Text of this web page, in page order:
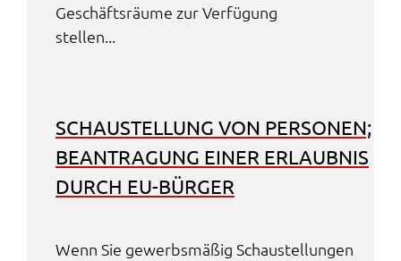
Geschäfts­räu­me zur Verfü­gung
stel­len...
SCHAU­STEL­LUNG VON PERSO­NEN;
BEAN­TRA­GUNG EINER ERLAUB­NIS
DURCH EU-BÜRGER
Wenn Sie gewerbs­mä­ßig Schau­stel­lun­gen